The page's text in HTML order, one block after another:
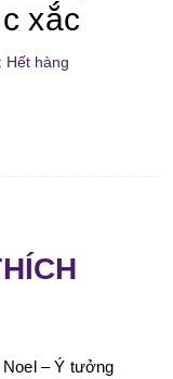
xắc
Hết hàng
– Ý tưởng